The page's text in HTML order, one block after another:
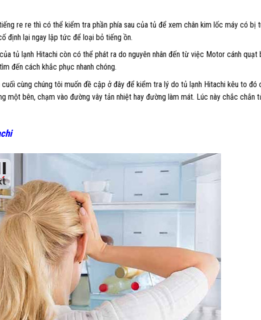
re re thì có thể kiểm tra phần phía sau của tủ để xem chân kim lốc máy có bị
định lại ngay lập tức để loại bỏ tiếng ồn.
tủ lạnh Hitachi còn có thể phát ra do nguyên nhân đến từ việc Motor cánh quạt
đến cách khắc phục nhanh chóng.
cuối cùng chúng tôi muốn đề cập ở đây để kiểm tra lý do tủ lạnh Hitachi kêu to đó
một bên, chạm vào đường vây tản nhiệt hay đường làm mát. Lúc này chắc chắn